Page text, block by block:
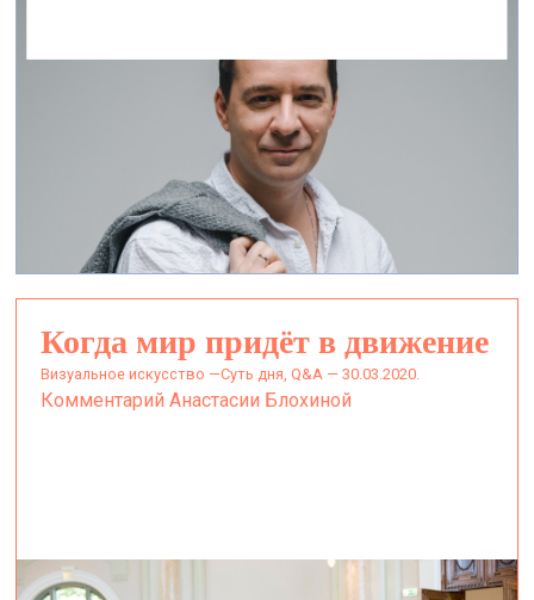
Когда мир придёт в движение
визуальное искусство —Суть дня, Q&A — 30.03.2020.
Комментарий Анастасии Блохиной